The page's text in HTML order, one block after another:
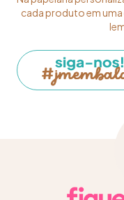
cada produto em uma